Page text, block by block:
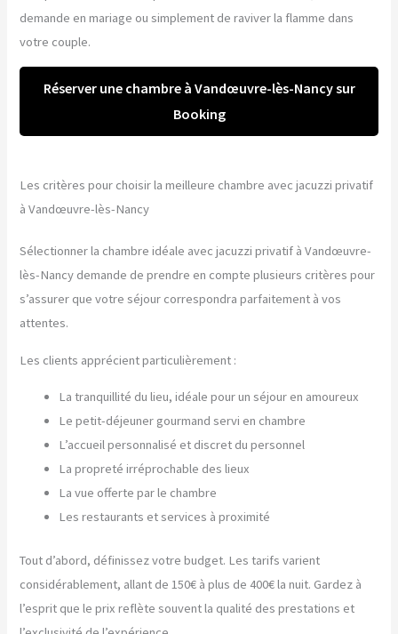
demande en mariage ou simplement de raviver la flamme dans
votre couple.
Réserver une chambre à Vandœuvre-lès-Nancy sur
Booking
Les critères pour choisir la meilleure chambre avec jacuzzi privatif
à Vandœuvre-lès-Nancy
Sélectionner la chambre idéale avec jacuzzi privatif à Vandœuvre-
lès-Nancy demande de prendre en compte plusieurs critères pour
s’assurer que votre séjour correspondra parfaitement à vos
attentes.
Les clients apprécient particulièrement :
La tranquillité du lieu, idéale pour un séjour en amoureux
Le petit-déjeuner gourmand servi en chambre
L’accueil personnalisé et discret du personnel
La propreté irréprochable des lieux
La vue offerte par le chambre
Les restaurants et services à proximité
Tout d’abord, définissez votre budget. Les tarifs varient
considérablement, allant de 150€ à plus de 400€ la nuit. Gardez à
l’esprit que le prix reflète souvent la qualité des prestations et